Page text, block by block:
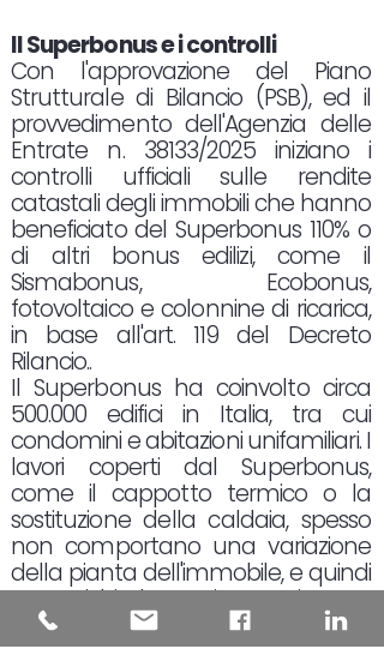
Il Superbonus e i controlli
Con l'approvazione del Piano
Strutturale di Bilancio (PSB), ed il
provvedimento dell'Agenzia delle
Entrate n. 38133/2025 iniziano i
controlli ufficiali sulle rendite
catastali degli immobili che hanno
beneficiato del Superbonus 110% o
di altri bonus edilizi, come il
Sismabonus, Ecobonus,
fotovoltaico e colonnine di ricarica,
in base all'art. 119 del Decreto
Rilancio..
Il Superbonus ha coinvolto circa
500.000 edifici in Italia, tra cui
condomini e abitazioni unifamiliari. I
lavori coperti dal Superbonus,
come il cappotto termico o la
sostituzione della caldaia, spesso
non comportano una variazione
della pianta dell'immobile, e quindi
non richiedono, in teoria, un
aggiornamento catastale.